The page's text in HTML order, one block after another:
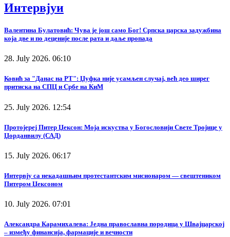
Интервјуи
Валентина Булатовић: Чува је још само Бог! Српска царска задужбина
која две и по деценије после рата и даље пропада
28. July 2026. 06:10
Ковић за "Данас на РТ": Џуфка није усамљен случај, већ део ширег
притиска на СПЦ и Србе на КиМ
25. July 2026. 12:54
Протојереј Питер Џексон: Моја искуства у Богословији Свете Тројице у
Џорданвилу (САД)
15. July 2026. 06:17
Интервју са некадашњим протестантским мисионаром — свештеником
Питером Џексоном
10. July 2026. 07:01
Александра Карамихалева: Једна православна породица у Швајцарској
– између финансија, фармације и вечности